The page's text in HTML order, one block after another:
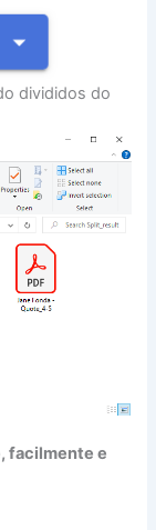
divididos do
facilmente e